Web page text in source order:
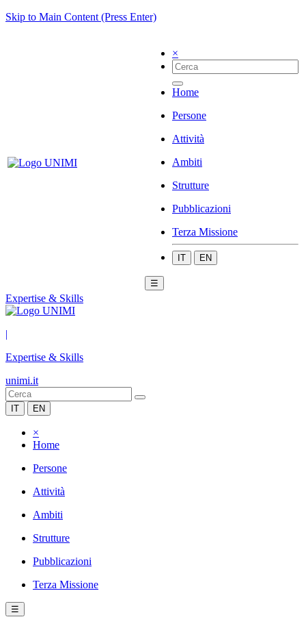
Skip to Main Content (Press Enter)
×
Home
Persone
Attività
Ambiti
Strutture
Pubblicazioni
Terza Missione
IT EN
☰
Expertise & Skills
|
Expertise & Skills
unimi.it
IT EN
×
Home
Persone
Attività
Ambiti
Strutture
Pubblicazioni
Terza Missione
☰